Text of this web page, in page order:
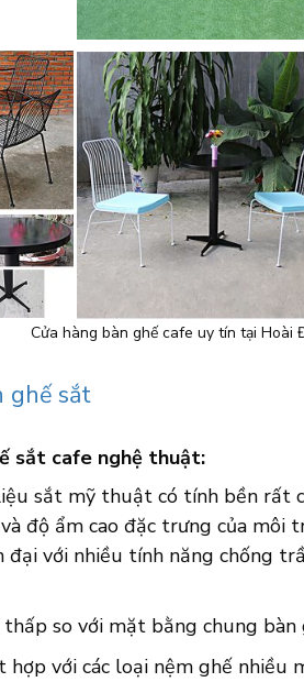
Cửa hàng bàn ghế cafe uy tín tại Hoài
ghế sắt
sắt cafe nghệ thuật:
sắt mỹ thuật có tính bền rất
độ ẩm cao đặc trưng của
với nhiều tính năng chống
so với mặt bằng chung
với các loại nệm ghế nhiều